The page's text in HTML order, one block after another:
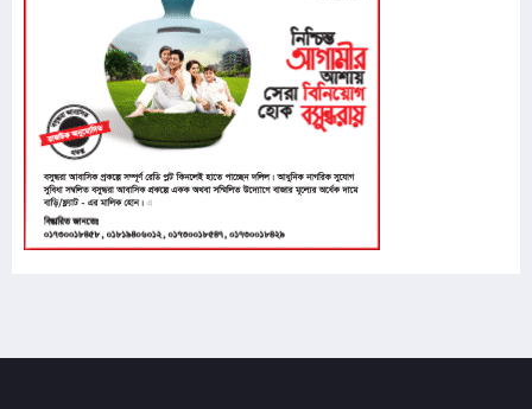
জনগণ পরিবর্তন চেয়েছে বলেই জুলাই আন্দোলন সফল :
প্রধানমন্ত্রী
৯ পে স্কেল নিয়ে নতুন দুঃসংবাদ, বাড়ছে হতাশা
১০
তীব্র যানজট, সড়কেই সন্তান প্রসব করলেন আমীর
হামজার স্ত্রী